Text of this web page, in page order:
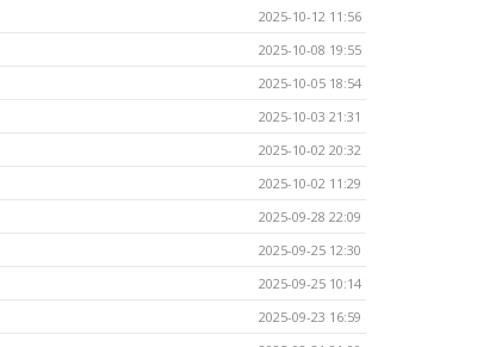
2025-10-12 11:56
2025-10-08 19:55
2025-10-05 18:54
2025-10-03 21:31
2025-10-02 20:32
2025-10-02 11:29
2025-09-28 22:09
2025-09-25 12:30
2025-09-25 10:14
2025-09-23 16:59